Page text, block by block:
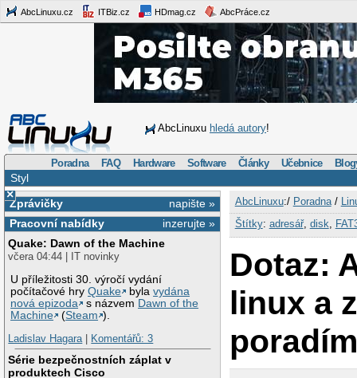
AbcLinuxu.cz ITBiz.cz HDmag.cz AbcPráce.cz
AbcLinuxu hledá autory!
Poradna FAQ Hardware Software Články Učebnice
Styl
×
napište »
Zprávičky
inzerujte »
Pracovní nabídky
Quake: Dawn of the Machine
včera 04:44 | IT novinky
U příležitosti 30. výročí vydání
počítačové hryQuake bylavydána
nová epizoda
s názvem Dawn of the
Machine
(Steam ).
Ladislav Hagara| Komentářů: 3
Série bezpečnostních záplat v
produktech Cisco
AbcLinuxu:/ Poradna/
Štítky: adresář, disk
Dotaz:
linux a